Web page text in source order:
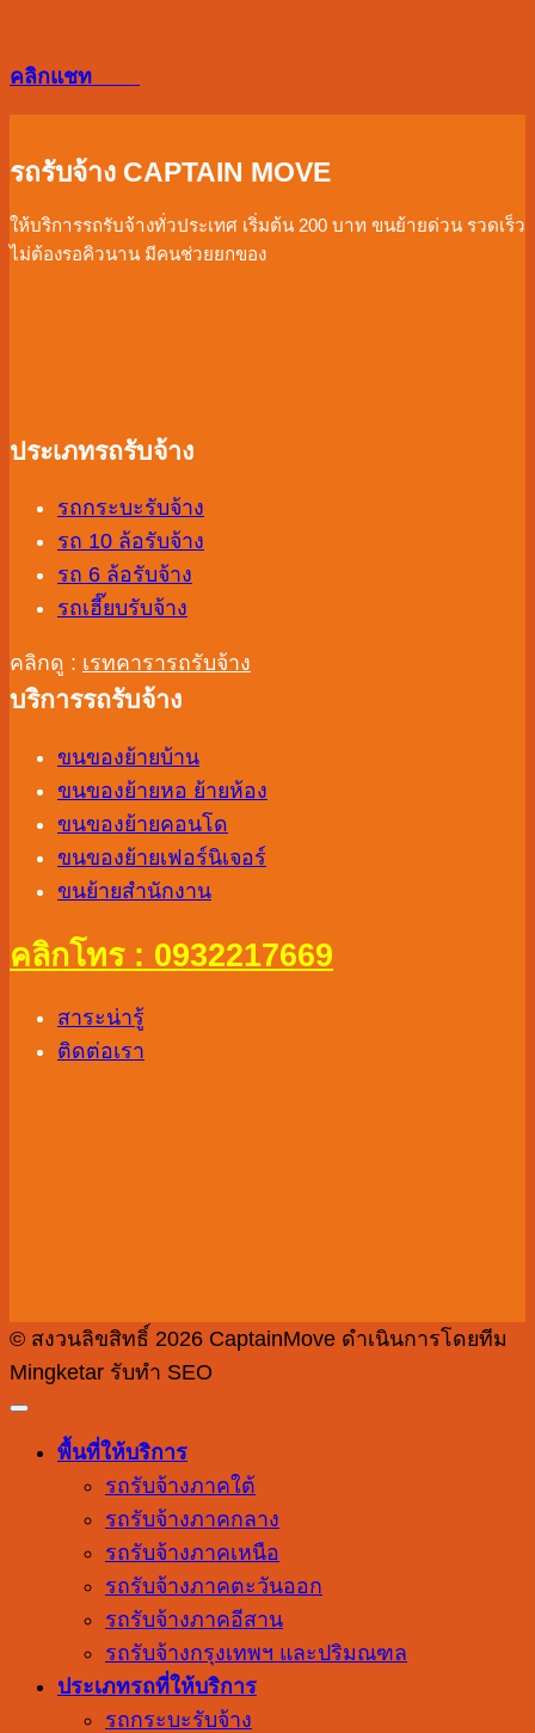
ปัง
คลิกแชท
รถรับจ้าง CAPTAIN MOVE
ให้บริการรถรับจ้างทั่วประเทศ เริ่มต้น 200 บาท ขนย้ายด่วน รวดเร็ว
ไม่ต้องรอคิวนาน มีคนช่วยยกของ
ประเภทรถรับจ้าง
รถกระบะรับจ้าง
รถ 10 ล้อรับจ้าง
รถ 6 ล้อรับจ้าง
รถเฮี๊ยบรับจ้าง
คลิกดู : เรทคารารถรับจ้าง
บริการรถรับจ้าง
ขนของย้ายบ้าน
ขนของย้ายหอ ย้ายห้อง
ขนของย้ายคอนโด
ขนของย้ายเฟอร์นิเจอร์
ขนย้ายสำนักงาน
คลิกโทร : 0932217669
สาระน่ารู้
ติดต่อเรา
© สงวนลิขสิทธิ์ 2026 CaptainMove ดำเนินการโดยทีม
Mingketar รับทำ SEO
พื้นที่ให้บริการ
รถรับจ้างภาคใต้
รถรับจ้างภาคกลาง
รถรับจ้างภาคเหนือ
รถรับจ้างภาคตะวันออก
รถรับจ้างภาคอีสาน
รถรับจ้างกรุงเทพฯ และปริมณฑล
ประเภทรถที่ให้บริการ
รถกระบะรับจ้าง